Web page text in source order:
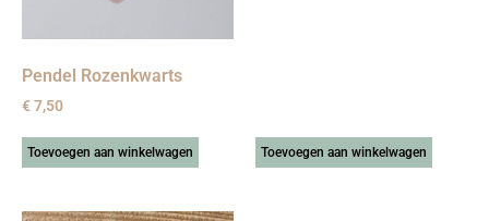
Pendel Rozenkwarts
€7,50
Toevoegen aan winkelwagen Toevoegen aan winkelwagen